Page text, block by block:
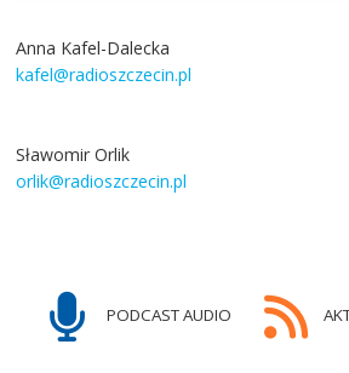
Anna Kafel-Dalecka
kafel@radioszczecin.pl
Sławomir Orlik
orlik@radioszczecin.pl
PODCAST AUDIO